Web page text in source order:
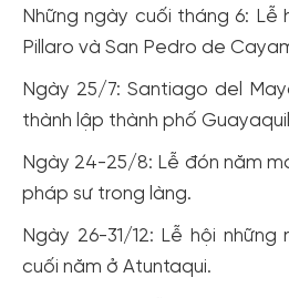
Những ngày cuối tháng 6:
Pillaro và San Pedro de
Ngày 25/7: Santiago del
thành lập thành phố
Ngày 24-25/8: Lễ đón năm
pháp sư trong làng.
Ngày 26-31/12: Lễ hội
cuối năm ở Atuntaqui.